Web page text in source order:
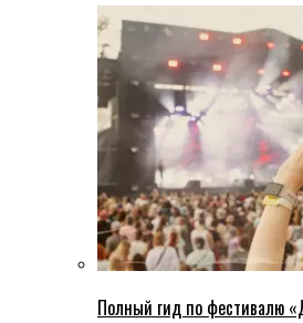
Полный гид по фестивалю